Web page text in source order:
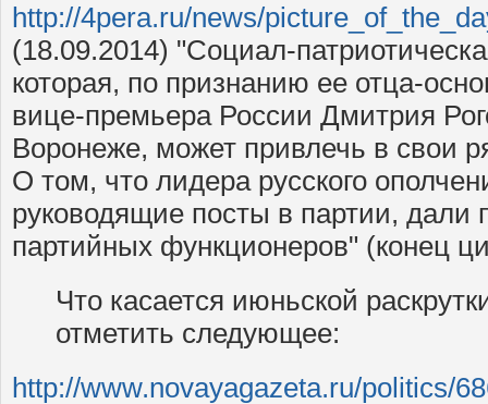
http://4pera.ru/news/
(18.09.2014) "Социал-
которая, по признанию ее отца-
вице-премьера России Дмитрия
Воронеже, может привлечь в свои
О том, что лидера русского
руководящие посты в партии, дали
партийных функционеров" (конец
Что касается июньской
отметить следующее:
http://www.novayagazeta.ru/politics/